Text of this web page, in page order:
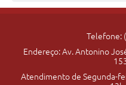
Pref
cisqu
Vian
a /
Telefone:
Endereço: Av. Antonino
Atendimento de Segunda-